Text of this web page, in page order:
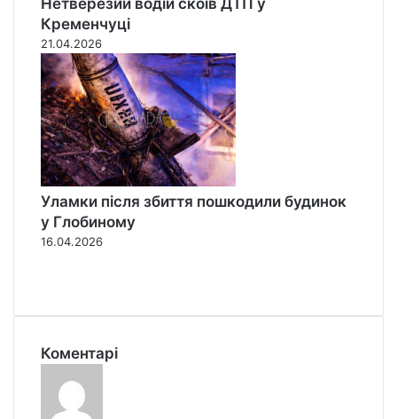
Кременчуці
21.04.2026
Уламки після збиття пошкодили будинок
у Глобиному
16.04.2026
е
е
с
у
Коментарі